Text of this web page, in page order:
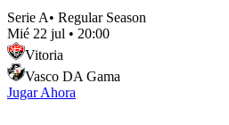
Serie A• Regular Season
Mié 22 jul • 20:00
Vitoria
Vasco DA Gama
Jugar Ahora